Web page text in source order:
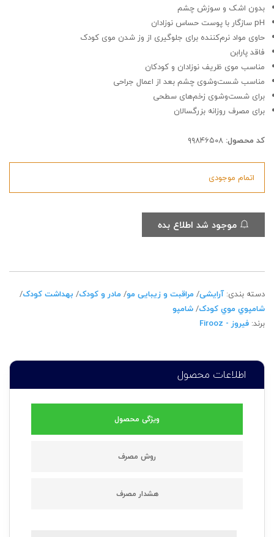
بدون اشک و سوزش چشم
pH سازگار با پوست حساس نوزادان
حاوی مواد نرم‌کننده برای جلوگیری از وز شدن موی کودک
فاقد پارابن
مناسب موی ظریف نوزادان و کودکان
مناسب شست‌وشوی چشم بعد از اعمال جراحی
برای شست‌وشوی زخم‌های سطحی
برای مصرف روزانه بزرگسالان
کد محصول:
اتمام موجودی
موجود شد اطلاع بده
دسته بندی:آرایشی/ مراقبت و زیبایی مو/ مادر و کودک/ بهداشت کودک/
شامپوي موي کودک/شامپو
برند: فیروز - Firooz
اطلاعات محصول
ویژگی محصول
روش مصرف
هشدار مصرف